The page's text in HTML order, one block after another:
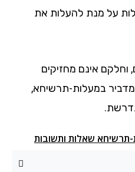
על מנת להעלות את
וחלקם אינם מחזיקים
מדביר במעלות-תרשיחא,
שאלות ותשובות